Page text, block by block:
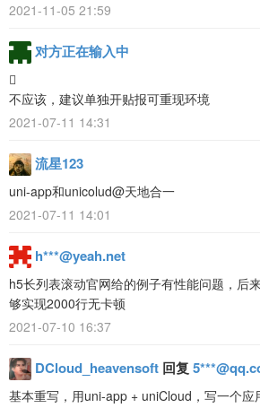
2021-11-05 21:59
对方正在输入中

不应该，建议单独开贴报可重现环境
2021-07-11 14:31
流星123
uni-app和unicolud@天地合一
2021-07-11 14:01
h***@yeah.net
h5长列表滚动官网给的例子有性能问题，后
够实现2000行无卡顿
2021-07-10 16:37
DCloud_heavensoft 回复
基本重写，用uni-app + uniCloud，写一个应